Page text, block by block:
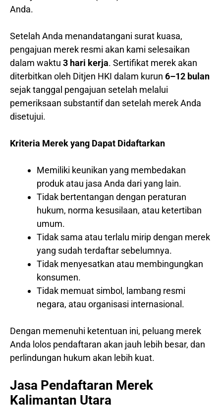
Anda.
Setelah Anda menandatangani surat kuasa,
pengajuan merek resmi akan kami selesaikan
dalam waktu 3 hari kerja. Sertifikat merek akan
diterbitkan oleh Ditjen HKI dalam kurun 6–12 bulan
sejak tanggal pengajuan setelah melalui
pemeriksaan substantif dan setelah merek Anda
disetujui.
Kriteria Merek yang Dapat Didaftarkan
Memiliki keunikan yang membedakan
produk atau jasa Anda dari yang lain.
Tidak bertentangan dengan peraturan
hukum, norma kesusilaan, atau ketertiban
umum.
Tidak sama atau terlalu mirip dengan merek
yang sudah terdaftar sebelumnya.
Tidak menyesatkan atau membingungkan
konsumen.
Tidak memuat simbol, lambang resmi
negara, atau organisasi internasional.
Dengan memenuhi ketentuan ini, peluang merek
Anda lolos pendaftaran akan jauh lebih besar, dan
perlindungan hukum akan lebih kuat.
Jasa Pendaftaran Merek
Kalimantan Utara